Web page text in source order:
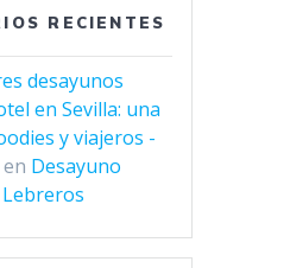
RECIENTES
desayunos
en Sevilla: una
y viajeros -
en Desayuno